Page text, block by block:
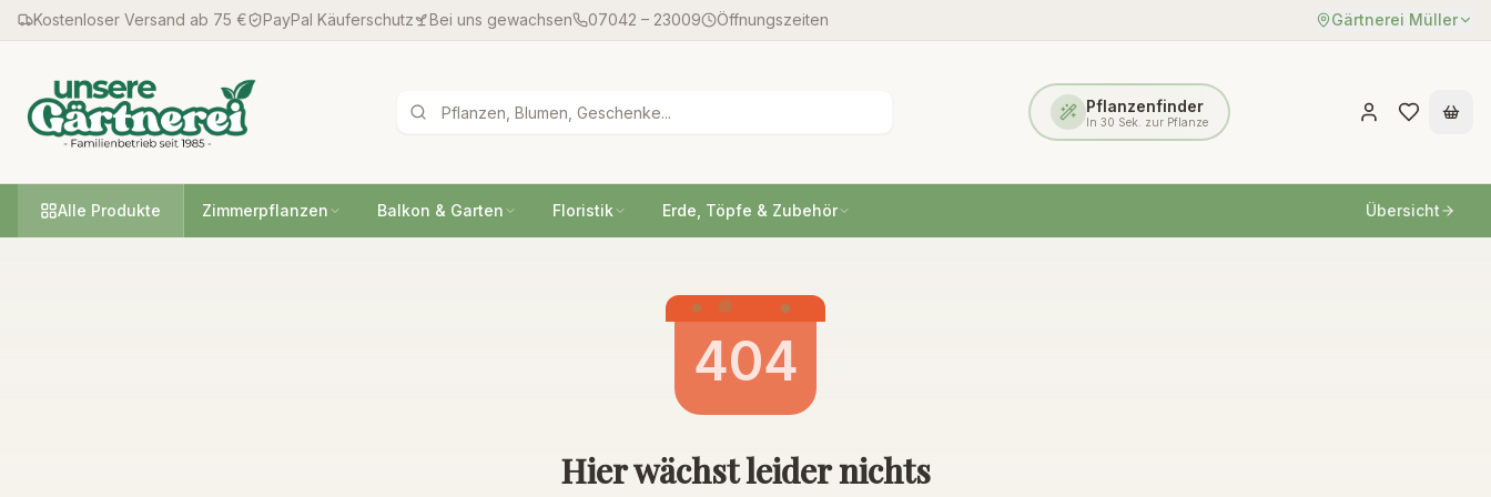
Kostenloser Versand ab 75 € PayPal Käuferschutz Bei uns gewachsen 07042 – 23009 Öffnungszeiten Gärtnerei Müller
Pflanzenfinder
In 30 Sek. zur Pflanze
Alle Produkte Zimmerpflanzen Balkon & Garten Floristik Erde, Töpfe & Zubehör Übersicht
404
Hier wächst leider nichts